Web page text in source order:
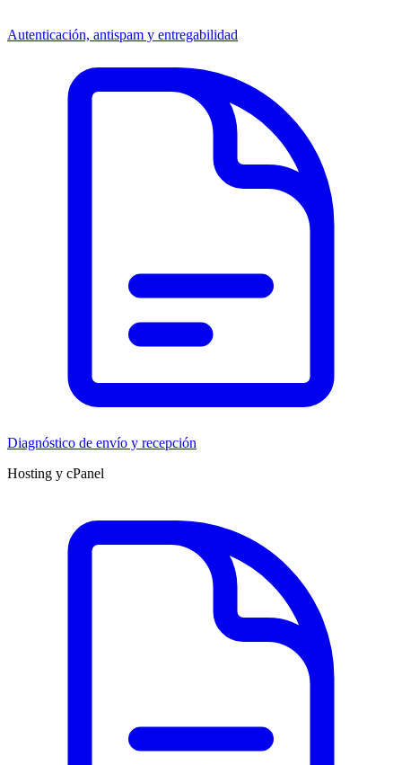
Autenticación, antispam y entregabilidad
Diagnóstico de envío y recepción
Hosting y cPanel